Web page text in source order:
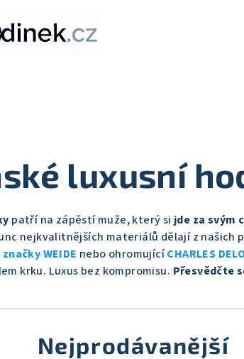
luxusní
patří na zápěstí muže, který si jde za svým
nejkvalitnějších materiálů dělají z našich
značky WEIDE nebo ohromujícíCHARLES
krku. Luxus bez kompromisu. Přesvědčte
Nejprodávanější